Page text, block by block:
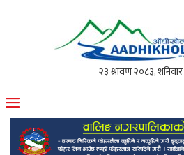
मोफसलकै लोकप्रिय अनलाइन पत्रिका